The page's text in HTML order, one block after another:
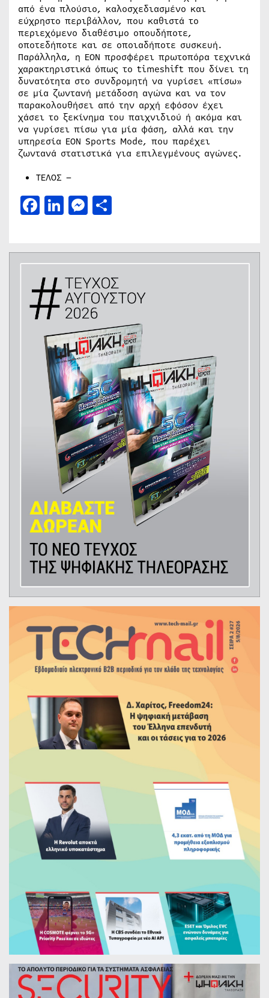
από ένα πλούσιο, καλοσχεδιασμένο και
εύχρηστο περιβάλλον, που καθιστά το
περιεχόμενο διαθέσιμο οπουδήποτε,
οποτεδήποτε και σε οποιαδήποτε συσκευή.
Παράλληλα, η ΕΟΝ προσφέρει πρωτοπόρα τεχνικά
χαρακτηριστικά όπως το timeshift που δίνει τη
δυνατότητα στο συνδρομητή να γυρίσει «πίσω»
σε μία ζωντανή μετάδοση αγώνα και να τον
παρακολουθήσει από την αρχή εφόσον έχει
χάσει το ξεκίνημα του παιχνιδιού ή ακόμα και
να γυρίσει πίσω για μία φάση, αλλά και την
υπηρεσία EON Sports Mode, που παρέχει
ζωντανά στατιστικά για επιλεγμένους αγώνες.
ΤΕΛΟΣ –
Facebook
LinkedIn
Messenger